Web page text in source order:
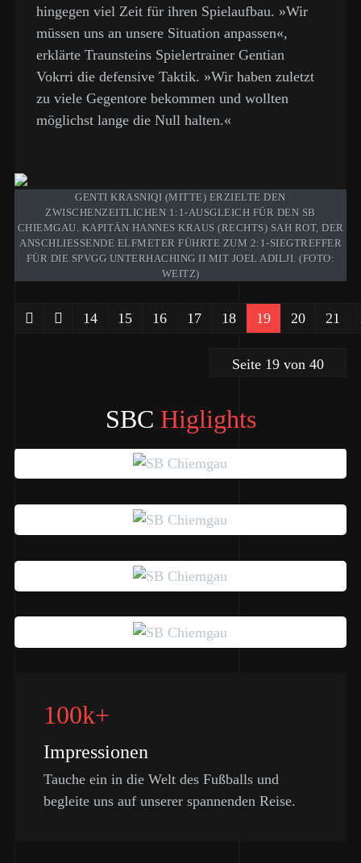
hingegen viel Zeit für ihren Spielaufbau. »Wir
müssen uns an unsere Situation anpassen«,
erklärte Traunsteins Spielertrainer Gentian
Vokrri die defensive Taktik. »Wir haben zuletzt
zu viele Gegentore bekommen und wollten
möglichst lange die Null halten.«
GENTI KRASNIQI (MITTE) ERZIELTE DEN
ZWISCHENZEITLICHEN 1:1-AUSGLEICH FÜR DEN SB
CHIEMGAU. KAPITÄN HANNES KRAUS (RECHTS) SAH ROT, DER
ANSCHLIESSENDE ELFMETER FÜHRTE ZUM 2:1-SIEGTREFFER F
ÜR DIE SPVGG UNTERHACHING II MIT JOEL ADILJI. (FOTO: W
EITZ)
14 15 16 17 18 19 20 21
Seite 19 von 40
SBC Higlights
100k+
Impressionen
Tauche ein in die Welt des Fußballs und
begleite uns auf unserer spannenden Reise.